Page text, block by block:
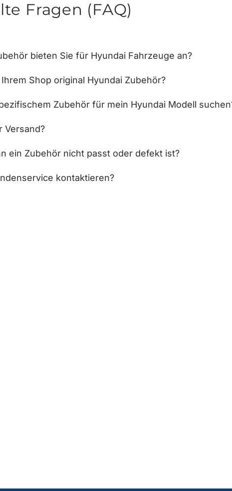
Fragen (FAQ)
bieten Sie für Hyundai Fahrzeuge an?
Shop original Hyundai Zubehör?
Zubehör für mein Hyundai Modell
Versand?
ein Zubehör nicht passt oder defekt ist?
kontaktieren?